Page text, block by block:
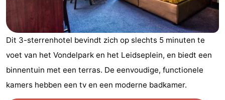
(&
Campings
Vakantiehuizen
Dit 3-sterrenhotel bevindt zich op slechts 5 minuten te
voet van het Vondelpark en het Leidseplein, en biedt een
binnentuin met een terras. De eenvoudige, functionele
kamers hebben een tv en een moderne badkamer.